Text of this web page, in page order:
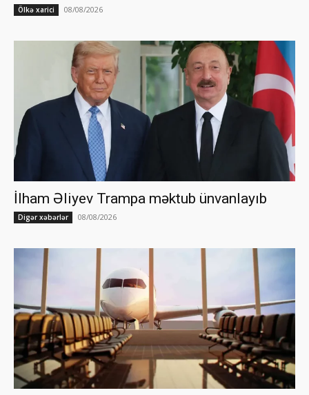
Ölkə xarici 08/08/2026
İlham Əliyev Trampa məktub ünvanlayıb
Digər xəbərlər 08/08/2026